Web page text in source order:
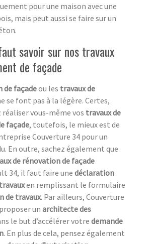
pour une maison avec une
mais peut aussi se faire sur un
savoir sur nos travaux
de façade
de façadeou les travaux de
se font pas à la légère. Certes,
vous-même vos travaux de
façade, toutefois, le mieux est de
Couverture 34 pour un
En outre, sachez également que
de rénovation de façade
34, il faut faire unedéclaration
en remplissant le formulaire
de travaux. Par ailleurs, Couverture
un architecte des
le but d’accélérer votre demande
. En plus de cela, pensez également